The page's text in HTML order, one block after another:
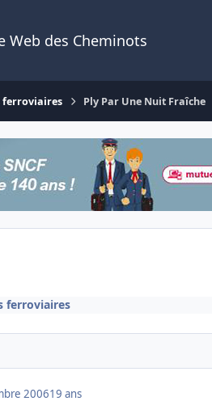
Web des Cheminots
ferroviaires Ply Par Une Nuit Fraîche
ferroviaires
200619 ans